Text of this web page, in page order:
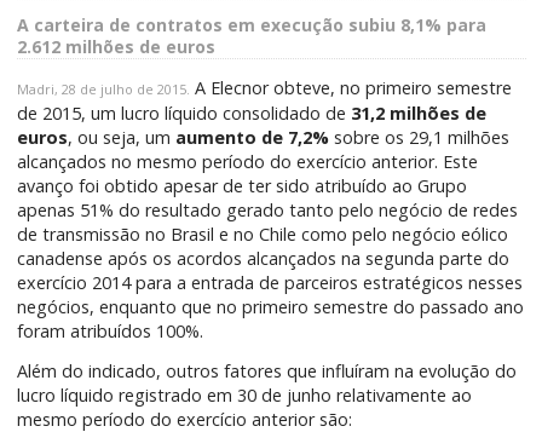
A carteira de contratos em execução subiu 8,1% para
2.612 milhões de euros
Madri, 28 de julho de 2015. A Elecnor obteve, no primeiro semestre
de 2015, um lucro líquido consolidado de 31,2 milhões de
euros, ou seja, um aumento de 7,2%sobre os 29,1 milhões
alcançados no mesmo período do exercício anterior. Este
avanço foi obtido apesar de ter sido atribuído ao Grupo
apenas 51% do resultado gerado tanto pelo negócio de redes
de transmissão no Brasil e no Chile como pelo negócio eólico
canadense após os acordos alcançados na segunda parte do
exercício 2014 para a entrada de parceiros estratégicos nesses
negócios, enquanto que no primeiro semestre do passado ano
foram atribuídos 100%.
Além do indicado, outros fatores que influíram na evolução do
lucro líquido registrado em 30 de junho relativamente ao
mesmo período do exercício anterior são: